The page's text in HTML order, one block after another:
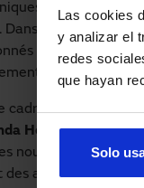
Las cookies
y analizar el
redes
que hayan
Solo
réparties
Dans ces
dans
d'échantillons
cadre de son
Hermanoset
nouvelles
des avantages